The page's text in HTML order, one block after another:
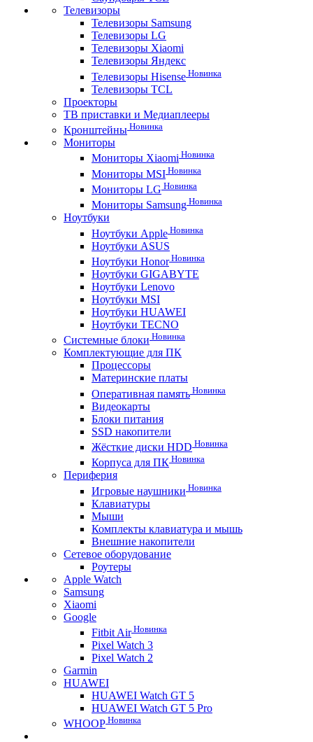
Телевизоры
Телевизоры Samsung
Телевизоры LG
Телевизоры Xiaomi
Телевизоры Яндекс
Телевизоры Hisense Новинка
Телевизоры TCL
Проекторы
ТВ приставки и Медиаплееры
Кронштейны Новинка
Мониторы
Мониторы Xiaomi Новинка
Мониторы MSI Новинка
Мониторы LG Новинка
Мониторы Samsung Новинка
Ноутбуки
Ноутбуки Apple Новинка
Ноутбуки ASUS
Ноутбуки HonorНовинка
Ноутбуки GIGABYTE
Ноутбуки Lenovo
Ноутбуки MSI
Ноутбуки HUAWEI
Ноутбуки TECNO
Системные блоки Новинка
Комплектующие для ПК
Процессоры
Материнские платы
Оперативная память Новинка
Видеокарты
Блоки питания
SSD накопители
Жёсткие диски HDD Новинка
Корпуса для ПК Новинка
Периферия
Игровые наушники Новинка
Клавиатуры
Мыши
Комплекты клавиатура и мышь
Внешние накопители
Сетевое оборудование
Роутеры
Apple Watch
Samsung
Xiaomi
Google
Fitbit AirНовинка
Pixel Watch 3
Pixel Watch 2
Garmin
HUAWEI
HUAWEI Watch GT 5
HUAWEI Watch GT 5 Pro
WHOOP Новинка